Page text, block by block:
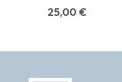
25,00€